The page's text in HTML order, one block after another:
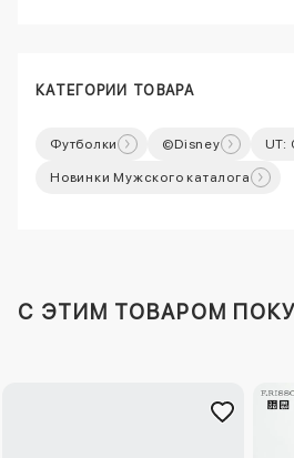
КАТЕГОРИИ ТОВАРА
Футболки ©Disney UT:
Новинки Мужского каталога
C ЭТИМ ТОВАРОМ